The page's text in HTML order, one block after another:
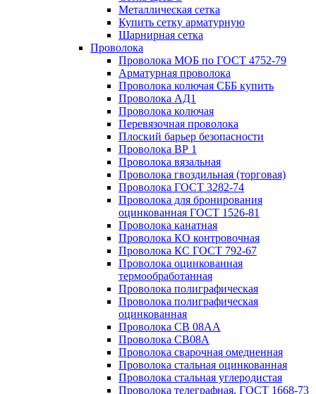
Металлическая сетка
Купить сетку арматурную
Шарнирная сетка
Проволока
Проволока МОБ по ГОСТ 4752-79
Арматурная проволока
Проволока колючая СББ купить
Проволока АД1
Проволока колючая
Перевязочная проволока
Плоский барьер безопасности
Проволока ВР 1
Проволока вязальная
Проволока гвоздильная (торговая)
Проволока ГОСТ 3282-74
Проволока для бронирования
оцинкованная ГОСТ 1526-81
Проволока канатная
Проволока КО контровочная
Проволока КС ГОСТ 792-67
Проволока оцинкованная
термообработанная
Проволока полиграфическая
Проволока полиграфическая
оцинкованная
Проволока СВ 08АА
Проволока СВ08А
Проволока сварочная омедненная
Проволока стальная оцинкованная
Проволока стальная углеродистая
Проволока телеграфная, ГОСТ 1668-73